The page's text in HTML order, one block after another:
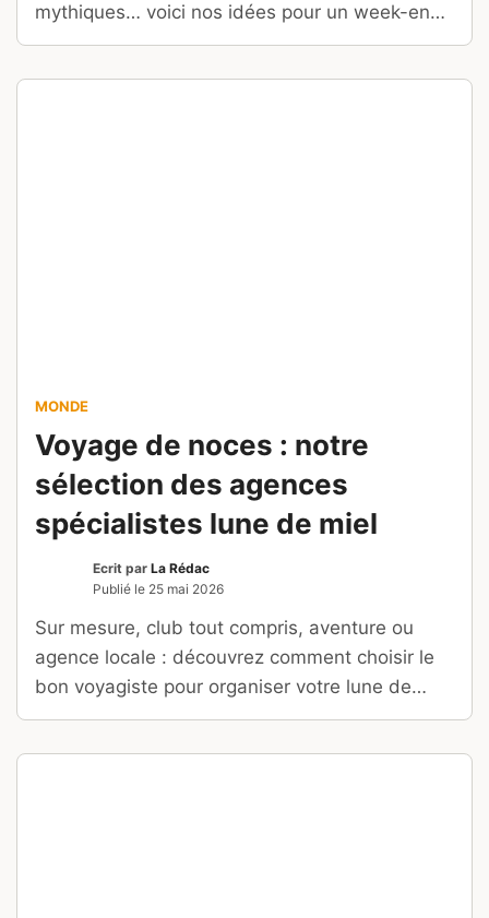
mythiques… voici nos idées pour un week-end
romantique à Paris.
MONDE
Voyage de noces : notre
sélection des agences
spécialistes lune de miel
Ecrit par La Rédac
Publié le 25 mai 2026
Sur mesure, club tout compris, aventure ou
agence locale : découvrez comment choisir le
bon voyagiste pour organiser votre lune de
miel.